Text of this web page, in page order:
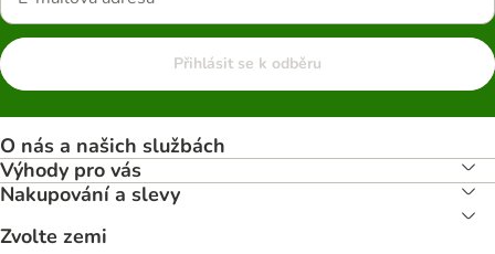
Přihlásit se k odběru
O nás a našich službách
Výhody pro vás
Nakupování a slevy
Zvolte zemi